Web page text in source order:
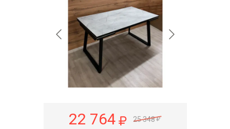
22 764 25 348